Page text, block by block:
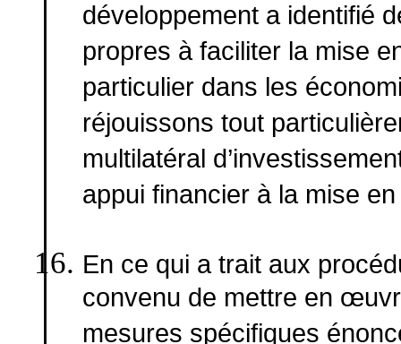
développement a identifié
propres à faciliter la mise
particulier dans les
réjouissons tout
multilatéral
appui financier à la mise
En ce qui a trait aux
convenu de mettre en
mesures spécifiques